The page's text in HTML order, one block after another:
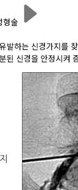
형술
발하는 신경가지를
된 신경을 안정시켜